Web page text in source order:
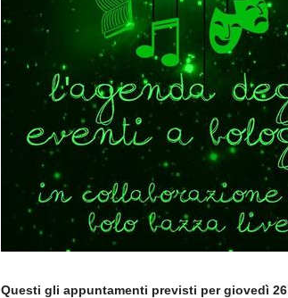
Questi gli appuntamenti previsti per giovedì